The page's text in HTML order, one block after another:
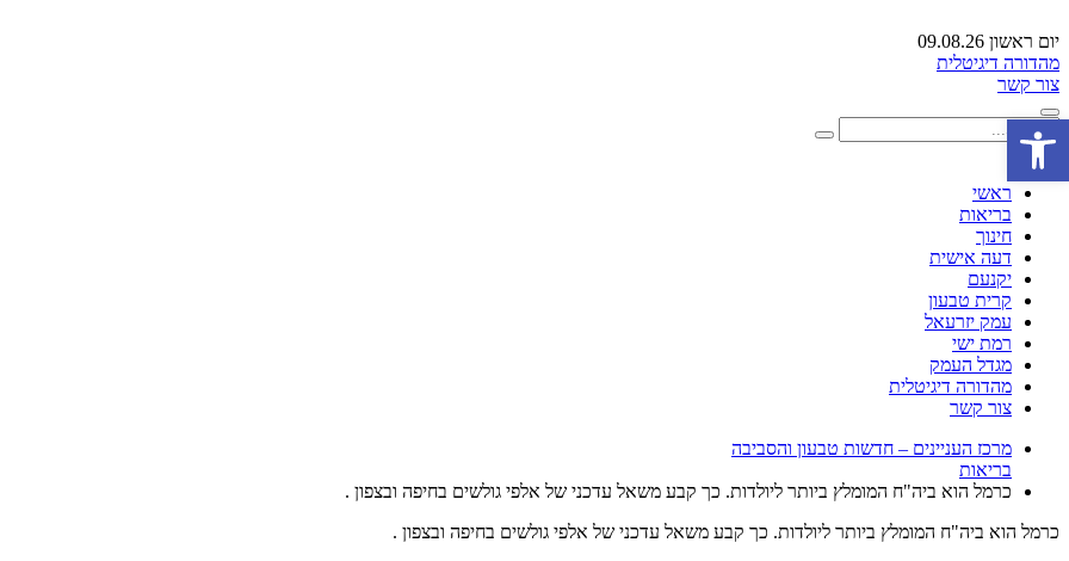
יום ראשון 09.08.26
מהדורה דיגיטלית
צור קשר
ראשי
בריאות
חינוך
דעה אישית
יקנעם
קרית טבעון
עמק יזרעאל
רמת ישי
מגדל העמק
מהדורה דיגיטלית
צור קשר
מרכז העניינים – חדשות טבעון והסביבה
בריאות
כרמל הוא ביה"ח המומלץ ביותר ליולדות. כך קבע משאל עדכני של אלפי גולשים בחיפה ובצפון .
כרמל הוא ביה"ח המומלץ ביותר ליולדות. כך קבע משאל עדכני של אלפי גולשים בחיפה ובצפון .
פתח סרגל נגישות